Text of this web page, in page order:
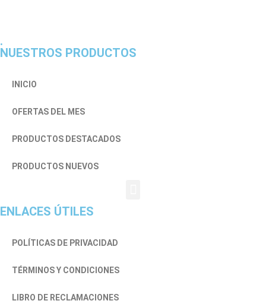
.
NUESTROS PRODUCTOS
INICIO
OFERTAS DEL MES
PRODUCTOS DESTACADOS
PRODUCTOS NUEVOS
ENLACES ÚTILES
POLÍTICAS DE PRIVACIDAD
TÉRMINOS Y CONDICIONES
LIBRO DE RECLAMACIONES